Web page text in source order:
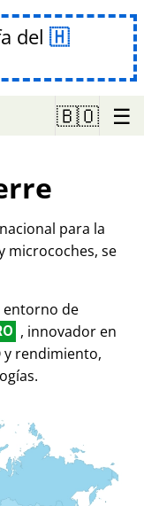
del
🇧🇴 ☰
para la
microcoches, se
entorno de
, innovador en
y rendimiento,